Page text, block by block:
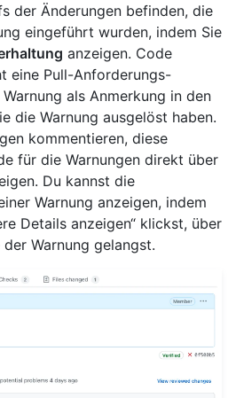
der Änderungen befinden, die
eingeführt wurden, indem Sie
anzeigen. Code
eine Pull-Anforderungs-
als Anmerkung in den
die Warnung ausgelöst haben.
kommentieren, diese
für die Warnungen direkt über
Du kannst die
Warnung anzeigen, indem
Details anzeigen“ klickst, über
Warnung gelangst.